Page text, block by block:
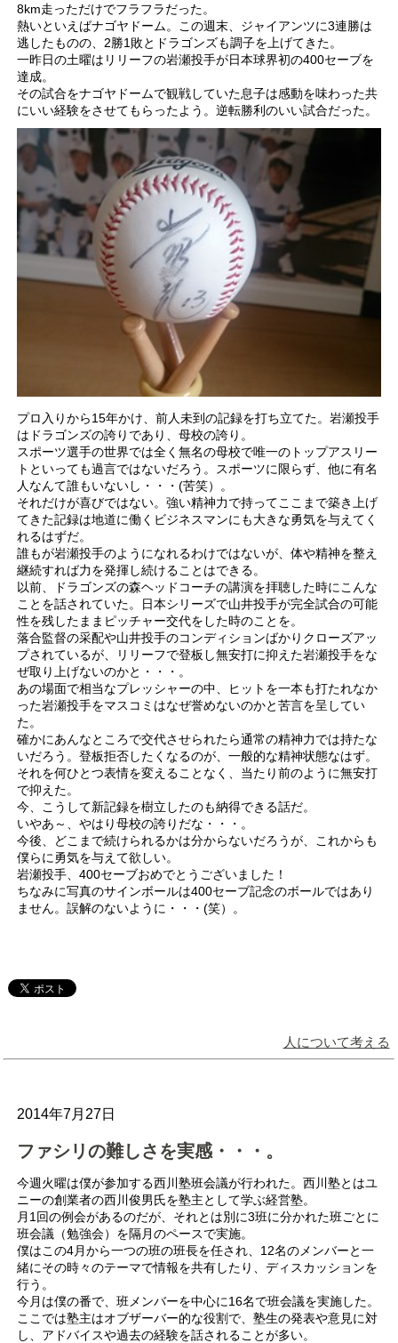
8km走っただけでフラフラだった。
熱いといえばナゴヤドーム。この週末、ジャイアンツに3連勝は
逃したものの、2勝1敗とドラゴンズも調子を上げてきた。
一昨日の土曜はリリーフの岩瀬投手が日本球界初の400セーブを
達成。
その試合をナゴヤドームで観戦していた息子は感動を味わった共
にいい経験をさせてもらったよう。逆転勝利のいい試合だった。
プロ入りから15年かけ、前人未到の記録を打ち立てた。岩瀬投手
はドラゴンズの誇りであり、母校の誇り。
スポーツ選手の世界では全く無名の母校で唯一のトップアスリー
トといっても過言ではないだろう。スポーツに限らず、他に有名
人なんて誰もいないし・・・(苦笑）。
それだけが喜びではない。強い精神力で持ってここまで築き上げ
てきた記録は地道に働くビジネスマンにも大きな勇気を与えてく
れるはずだ。
誰もが岩瀬投手のようになれるわけではないが、体や精神を整え
継続すれば力を発揮し続けることはできる。
以前、ドラゴンズの森ヘッドコーチの講演を拝聴した時にこんな
ことを話されていた。日本シリーズで山井投手が完全試合の可能
性を残したままピッチャー交代をした時のことを。
落合監督の采配や山井投手のコンディションばかりクローズアッ
プされているが、リリーフで登板し無安打に抑えた岩瀬投手をな
ぜ取り上げないのかと・・・。
あの場面で相当なプレッシャーの中、ヒットを一本も打たれなか
った岩瀬投手をマスコミはなぜ誉めないのかと苦言を呈してい
た。
確かにあんなところで交代させられたら通常の精神力では持たな
いだろう。登板拒否したくなるのが、一般的な精神状態なはず。
それを何ひとつ表情を変えることなく、当たり前のように無安打
で抑えた。
今、こうして新記録を樹立したのも納得できる話だ。
いやあ～、やはり母校の誇りだな・・・。
今後、どこまで続けられるかは分からないだろうが、これからも
僕らに勇気を与えて欲しい。
岩瀬投手、400セーブおめでとうございました！
ちなみに写真のサインボールは400セーブ記念のボールではあり
ません。誤解のないように・・・(笑）。
人について考える
2014年7月27日
ファシリの難しさを実感・・・。
今週火曜は僕が参加する西川塾班会議が行われた。西川塾とはユ
ニーの創業者の西川俊男氏を塾主として学ぶ経営塾。
月1回の例会があるのだが、それとは別に3班に分かれた班ごとに
班会議（勉強会）を隔月のペースで実施。
僕はこの4月から一つの班の班長を任され、12名のメンバーと一
緒にその時々のテーマで情報を共有したり、ディスカッションを
行う。
今月は僕の番で、班メンバーを中心に16名で班会議を実施した。
ここでは塾主はオブザーバー的な役割で、塾生の発表や意見に対
し、アドバイスや過去の経験を話されることが多い。